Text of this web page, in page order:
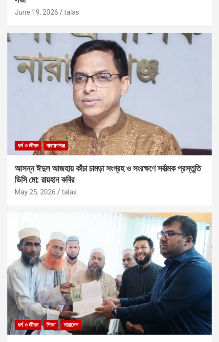
June 19, 2026 talas
ধর্ম ও জীবন নারায়ণগঞ্জ
আসন্ন ঈদুল আজহায় কাঁচা চামড়া সংগ্রহ ও সংরক্ষণে সর্বাত্মক প্রস্তুতি
ডিসি মো: রায়হান কবির
May 25, 2026 talas
ধর্ম ও জীবন শিক্ষা সারাদেশ